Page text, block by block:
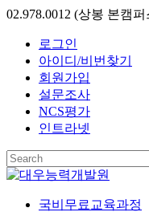
Skip
main
content
02.978.0012 (상봉 본캠
로그인
아이디/비번찾기
회원가입
설문조사
NCS평가
인트라넷
Close
search
Menu
국비무료교육과정